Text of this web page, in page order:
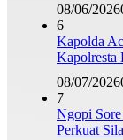
08/06/2026
6
Kapolda
Kapolresta
08/07/2026
7
Ngopi
Perkuat